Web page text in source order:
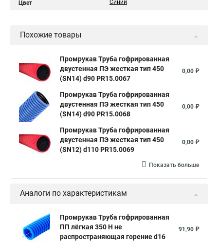
Цвет Синий
Похожие товары
Промрукав Труба гофрированная
двустенная ПЭ жесткая тип 450
(SN14) d90 PR15.0067
0,00 ₽
Промрукав Труба гофрированная
двустенная ПЭ жесткая тип 450
(SN14) d90 PR15.0068
0,00 ₽
Промрукав Труба гофрированная
двустенная ПЭ жесткая тип 450
(SN12) d110 PR15.0069
0,00 ₽
Показать больше
Аналоги по характеристикам
Промрукав Труба гофрированная
ПП лёгкая 350 Н не
распространяющая горение d16
91,90 ₽